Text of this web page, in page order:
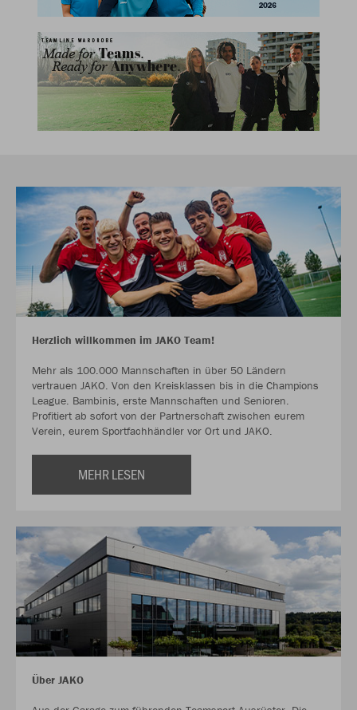
Herzlich willkommen im JAKO Team!
Mehr als 100.000 Mannschaften in über 50 Ländern
vertrauen JAKO. Von den Kreisklassen bis in die Champions
League. Bambinis, erste Mannschaften und Senioren.
Profitiert ab sofort von der Partnerschaft zwischen eurem
Verein, eurem Sportfachhändler vor Ort und JAKO.
MEHR LESEN
Über JAKO